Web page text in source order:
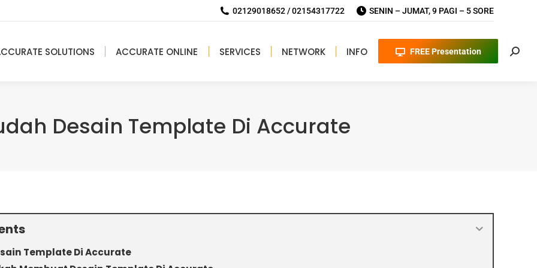
02129018652 / 02154317722 SENIN – JUMAT, 9 PAGI – 5 SORE
SOLUTIONS ACCURATE ONLINE SERVICES NETWORK INFO FREE Presentation
Desain Template Di Accurate
Template Di Accurate